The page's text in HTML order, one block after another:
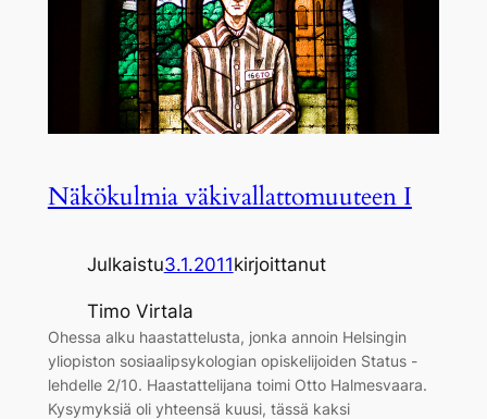
Näkökulmia väkivallattomuuteen I
Julkaistu3.1.2011kirjoittanut
Timo Virtala
Ohessa alku haastattelusta, jonka annoin Helsingin
yliopiston sosiaalipsykologian opiskelijoiden Status -
lehdelle 2/10. Haastattelijana toimi Otto Halmesvaara.
Kysymyksiä oli yhteensä kuusi, tässä kaksi